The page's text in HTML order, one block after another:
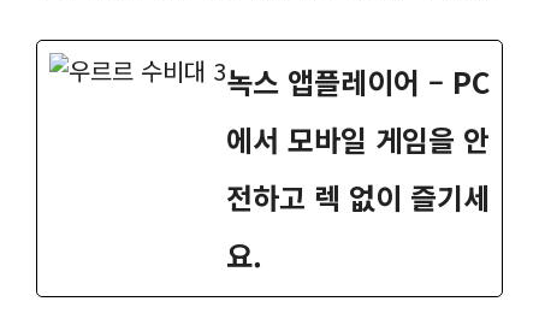
녹스 앱플레이어 – PC
에서 모바일 게임을 안
전하고 렉 없이 즐기세
요.